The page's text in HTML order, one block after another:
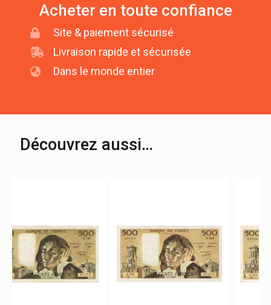
Acheter en toute confiance
Site & paiement sécurisé
Livraison rapide et sécurisée
Dans le monde entier
Découvrez aussi…